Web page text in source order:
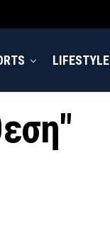
LIFESTYLE